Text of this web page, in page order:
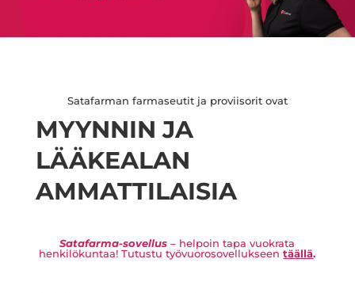
Satafarman farmaseutit ja proviisorit ovat
MYYNNIN JA
LÄÄKEALAN
AMMATTILAISIA
Satafarma-sovellus – helpoin tapa vuokrata
henkilökuntaa!Tutustu työvuorosovellukseen täällä.